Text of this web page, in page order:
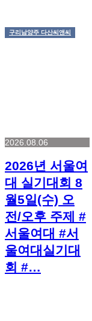
구리남양주 다산씨앤씨
2026.08.06
2026년 서울여
대 실기대회 8
월5일(수) 오
전/오후 주제 #
서울여대 #서
울여대실기대
회 #…